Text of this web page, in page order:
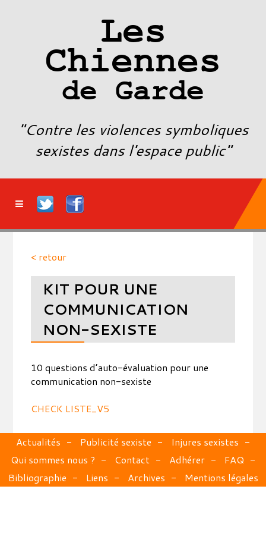
Les
Chiennes
de Garde
"Contre les violences symboliques
sexistes dans l'espace public"
< retour
KIT POUR UNE
COMMUNICATION
NON-SEXISTE
10 questions d’auto-évaluation pour une
communication non-sexiste
CHECK LISTE_V5
Actualités Publicité sexiste
Injures sexistes
Qui sommes nous ?
Contact Adhérer
FAQ
Bibliographie
Liens Archives Mentions légales